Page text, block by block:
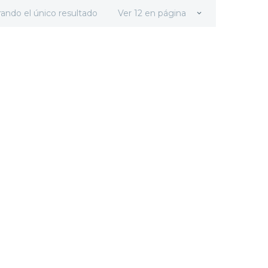
Ver 12 en página
el único resultado